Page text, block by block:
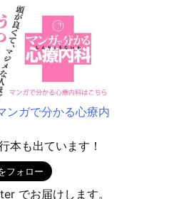
ンガで分かる心療内
本も出ています！
でお届けします。